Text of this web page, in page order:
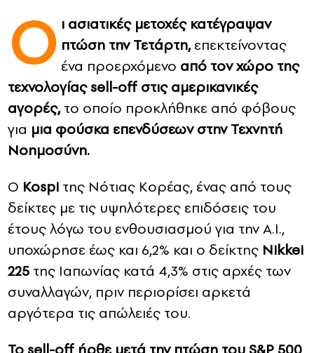
CONTACT
ADVERTISE
Ο ι ασιατικές μετοχές κατέγραψαν
πτώση την Τετάρτη,επεκτείνοντας
ένα προερχόμενο από τον χώρο της
τεχνολογίας sell-off στις αμερικανικές
αγορές,το οποίο προκλήθηκε από φόβους
για μια φούσκα επενδύσεων στην Τεχνητή
Νοημοσύνη.
Ο Kospi της Νότιας Κορέας, ένας από τους
δείκτες με τις υψηλότερες επιδόσεις του
έτους λόγω του ενθουσιασμού για την A.I.,
υποχώρησε έως και 6,2% και ο δείκτης Nikkei
225 της Ιαπωνίας κατά 4,3% στις αρχές των
συναλλαγών, πριν περιορίσει αρκετά
αργότερα τις απώλειές του.